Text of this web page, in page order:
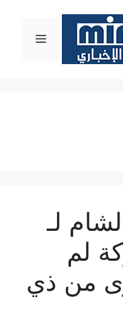
القائمة
لـ
لم
من ذي